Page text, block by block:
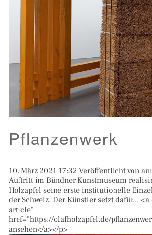
Pflanzenwerk
10. März 2021 17:32 Veröffentlicht von
Auftritt im Bündner Kunstmuseum
Holzapfel seine erste institutionelle
der Schweiz. Der Künstler setzt dafür...
article"
href="https://olafholzapfel.de/
ansehen</a></p>